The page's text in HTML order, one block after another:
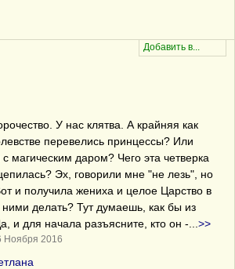
У нас клятва. А крайняя как
перевелись принцессы? Или
магическим даром? Чего эта четверка
Эх, говорили мне "не лезь", но
и получила жениха и целое Царство в
делать? Тут думаешь, как бы из
и для начала разъясните, кто он -
>>
Ноября 2016